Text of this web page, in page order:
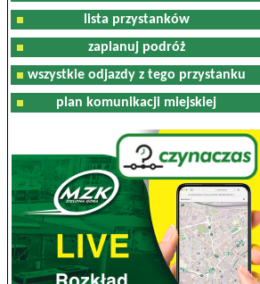
lista przystanków
zaplanuj podróż
wszystkie odjazdy z tego przystanku
plan komunikacji miejskiej